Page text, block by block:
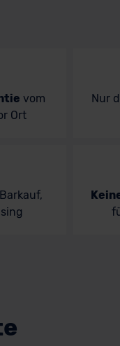
vom
Ort
Nur
Barkauf,